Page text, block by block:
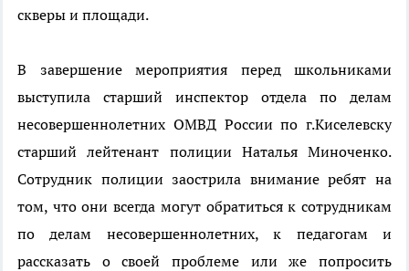
скверы и площади.
В завершение мероприятия перед школьниками
выступила старший инспектор отдела по делам
несовершеннолетних ОМВД России по г.Киселевску
старший лейтенант полиции Наталья Миноченко.
Сотрудник полиции заострила внимание ребят на
том, что они всегда могут обратиться к сотрудникам
по делам несовершеннолетних, к педагогам и
рассказать о своей проблеме или же попросить